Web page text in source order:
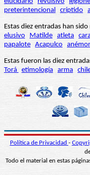
preterintencional críptido
Estas diez entradas han
elusivo
Matilde atleta
papalote Acapulco
Estas fueron las diez
Torá etimología arma
Política de Privacidad -
Todo el material en estas